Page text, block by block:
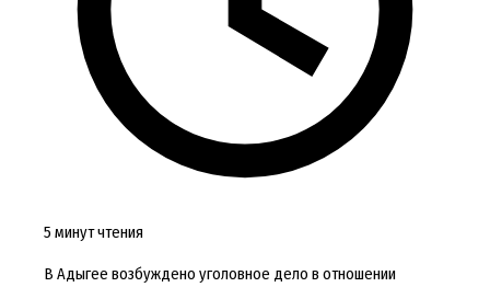
5 минут чтения
В Адыгее возбуждено уголовное дело в отношении